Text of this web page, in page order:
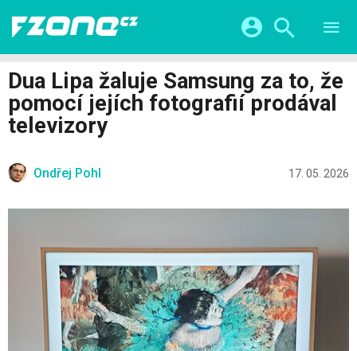
VIDEA
SERIÁLY
CHYTRÁ MĚSTA
ŽIVOT BUDOUCNOSTI
HRY A ZÁBAVA
Facebook Google
Dua Lipa žaluje Samsung za to, že
pomocí jejích fotografií prodával
televizory
Ondřej Pohl 17. 05. 2026